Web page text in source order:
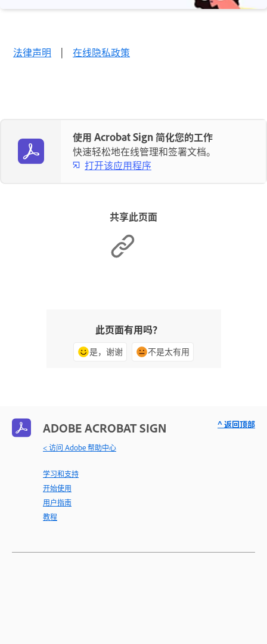
法律声明 | 在线隐私政策
使用 Acrobat Sign 简化您的工作
快速轻松地在线管理和签署文档。
打开该应用程序
共享此页面
此页面有用吗？
是，谢谢 不是太有用
ADOBE ACROBAT SIGN
< 访问 Adobe 帮助中心
学习和支持
开始使用
用户指南
教程
^ 返回顶部